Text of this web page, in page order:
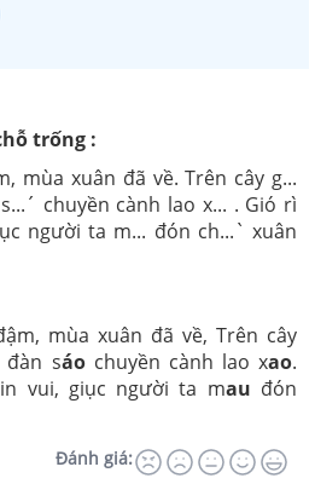
trống :
mùa xuân đã về. Trên cây g...
chuyền cành lao x... . Gió rì
người ta m... đón ch...` xuân
mùa xuân đã về, Trên cây
đàn sáochuyền cành lao xao.
vui, giục người ta mau đón
Đánh giá: